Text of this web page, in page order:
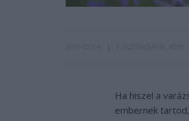
Ha hiszel a
embernek